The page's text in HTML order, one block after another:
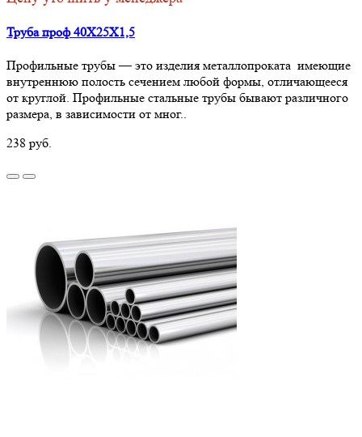
Труба проф 40Х25Х1,5
Профильные трубы — это изделия металлопроката имеющие
внутреннюю полость сечением любой формы, отличающееся
от круглой. Профильные стальные трубы бывают различного
размера, в зависимости от мног..
238 руб.